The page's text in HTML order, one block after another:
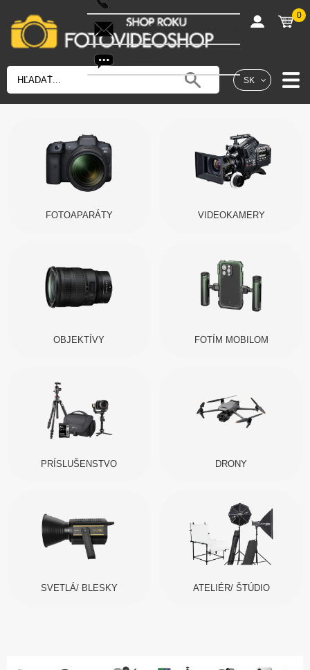
SK
shop@fotovideoshop.sk
0
FOTOAPARÁTY VIDEOKAMERY
OBJEKTÍVY FOTÍM MOBILOM
PRÍSLUŠENSTVO DRONY
SVETLÁ/ BLESKY ATELIÉR/ ŠTÚDIO